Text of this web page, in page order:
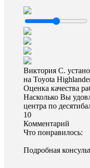
Виктория С.
на Toyota
Оценка качества
Насколько Вы
центра по
10
Комментарий
Что понравилось:
Подробная